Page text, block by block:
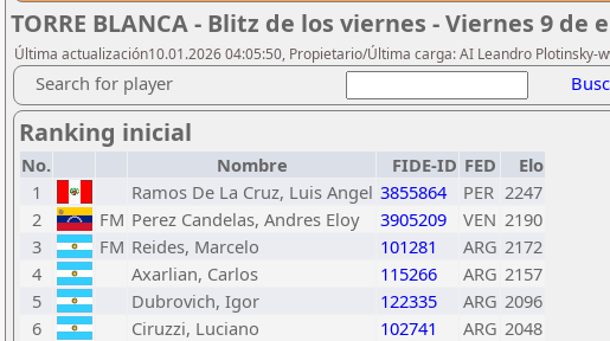
TORRE BLANCA - Blitz de los viernes - Viernes 9 de
Última actualización10.01.2026 04:05:50, Propietario/Última carga: AI Leandro Plotinsky-
Search for player
Ranking inicial
No. Nombre FIDE-ID FED
Elo
1
Ramos De La Cruz, Luis Angel 3855864 PER 2247
2
FM Perez Candelas, Andres Eloy 3905209 VEN 2190
3
FM Reides, Marcelo 101281 ARG 2172
4
Axarlian, Carlos 115266 ARG 2157
5
Dubrovich, Igor 122335 ARG 2096
6
Ciruzzi, Luciano 102741 ARG 2048